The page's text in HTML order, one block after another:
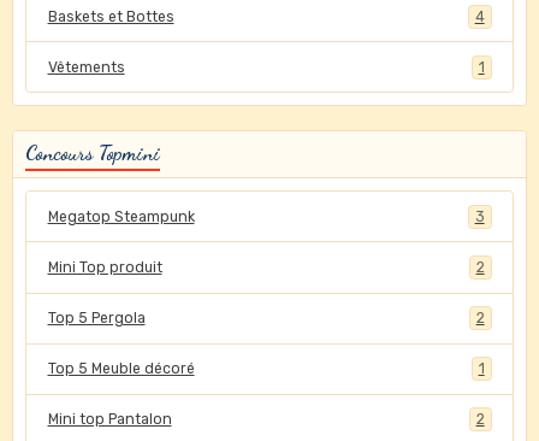
Baskets et Bottes 4
Vêtements 1
Concours Topmini
Megatop Steampunk 3
Mini Top produit 2
Top 5 Pergola 2
Top 5 Meuble décoré 1
Mini top Pantalon 2